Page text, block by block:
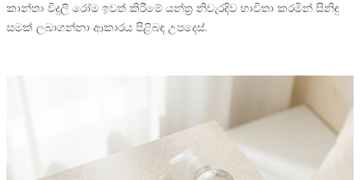
කාන්තා විදුලි රෝම ඉවත් කිරීමේ යන්ත්‍ර නිවැරදිව භාවිතා කරමින් සිනිඳු
සමක් ලබාගන්නා ආකාරය පිළිබඳ උපදෙස්.